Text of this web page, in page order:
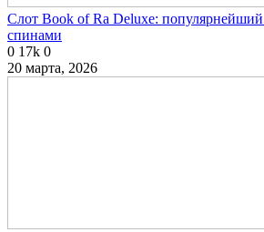
Слот Book of Ra Deluxe:
спинами
0 17k 0
20 марта, 2026